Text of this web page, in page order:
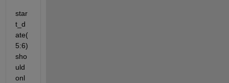
star
t_d
ate(
5:6)
sho
uld
onl